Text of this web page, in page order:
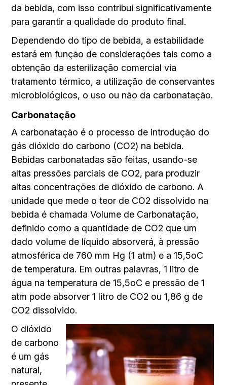
da bebida, com isso contribui significativamente
para garantir a qualidade do produto final.
Dependendo do tipo de bebida, a estabilidade
estará em função de considerações tais como a
obtenção da esterilização comercial via
tratamento térmico, a utilização de conservantes
microbiológicos, o uso ou não da carbonatação.
Carbonatação
A carbonatação é o processo de introdução do
gás dióxido do carbono (CO2) na bebida.
Bebidas carbonatadas são feitas, usando-se
altas pressões parciais de CO2, para produzir
altas concentrações de dióxido de carbono. A
unidade que mede o teor de CO2 dissolvido na
bebida é chamada Volume de Carbonatação,
definido como a quantidade de CO2 que um
dado volume de líquido absorverá, à pressão
atmosférica de 760 mm Hg (1 atm) e a 15,5oC
de temperatura. Em outras palavras, 1 litro de
água na temperatura de 15,5oC e pressão de 1
atm pode absorver 1 litro de CO2 ou 1,86 g de
CO2 dissolvido.
O dióxido
de carbono
é um gás
natural,